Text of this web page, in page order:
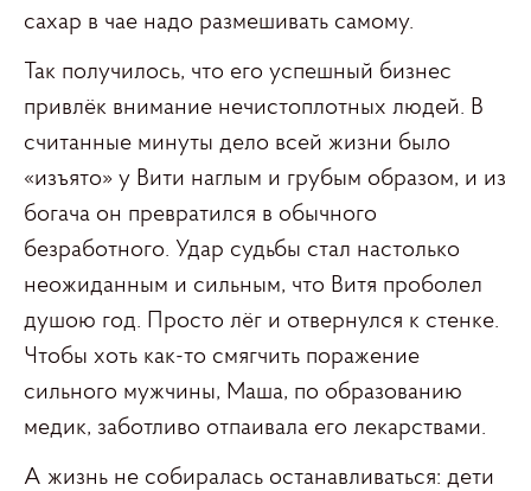
сахар в чае надо размешивать самому.
Так получилось, что его успешный бизнес
привлёк внимание нечистоплотных людей. В
считанные минуты дело всей жизни было
«изъято» у Вити наглым и грубым образом, и из
богача он превратился в обычного
безработного. Удар судьбы стал настолько
неожиданным и сильным, что Витя проболел
душою год. Просто лёг и отвернулся к стенке.
Чтобы хоть как-то смягчить поражение
сильного мужчины, Маша, по образованию
медик, заботливо отпаивала его лекарствами.
А жизнь не собиралась останавливаться: дети